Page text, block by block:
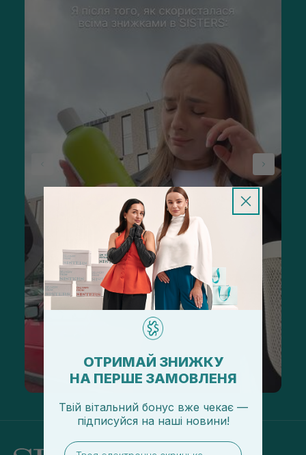
ОТРИМАЙ ЗНИЖКУ
НА ПЕРШЕ ЗАМОВЛЕНЯ
Твій вітальний бонус вже чекає —
підписуйся на наші новини!
email